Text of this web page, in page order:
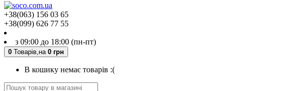
+38(063) 156 03 65
+38(099) 626 77 55
з 09:00 до 18:00 (пн-пт)
0 Товарів, на 0 грн
В кошику немає товарів :(